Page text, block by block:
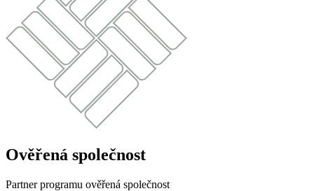
Ověřená společnost
Partner programu ověřená společnost